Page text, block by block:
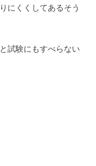
にくくしてあるそう
試験にもすべらない